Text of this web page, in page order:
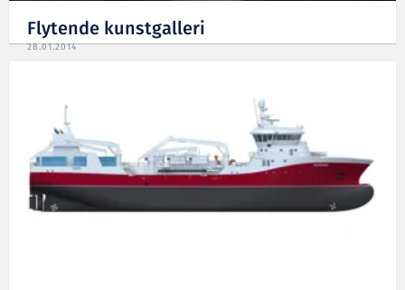
Flytende kunstgalleri
28.01.2014